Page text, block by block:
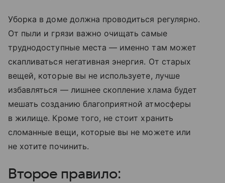
Уборка в доме должна проводиться регулярно.
От пыли и грязи важно очищать самые
труднодоступные места — именно там может
скапливаться негативная энергия. От старых
вещей, которые вы не используете, лучше
избавляться — лишнее скопление хлама будет
мешать созданию благоприятной атмосферы
в жилище. Кроме того, не стоит хранить
сломанные вещи, которые вы не можете или
не хотите починить.
Второе правило: